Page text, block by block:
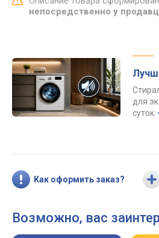
непосредственно у
для
суток.
Как оформить заказ?
Возможно, вас